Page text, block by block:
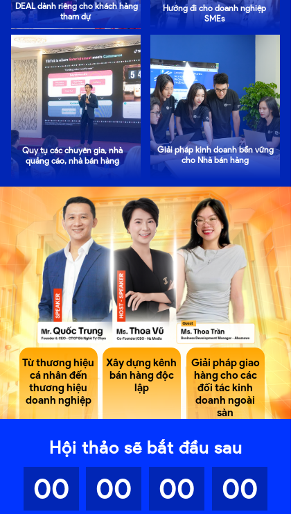
Quy tụ các chuyên gia, nhà
quảng cáo, nhà bán hàng
DEAL dành riêng cho khách hàng
tham dự
Giải pháp kinh doanh bền vững
cho Nhà bán hàng
Hướng đi cho doanh nghiệp
SMEs
Giải pháp giao
hàng cho các
đối tác kinh
doanh ngoài
sàn
Xây dựng kênh
bán hàng độc
lập
Từ thương hiệu
cá nhân đến
thương hiệu
doanh nghiệp
00 00 00 00
Hội thảo sẽ bắt đầu sau